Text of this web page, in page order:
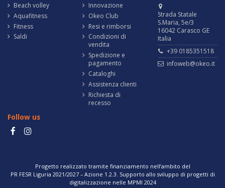
Beach volley
Aquafitness
Fitness
Saldi
Innovazione
Okeo Club
Resi e rimborsi
Condizioni di
vendita
Spedizione e
pagamento
Cataloghi
Assistenza clienti
Richiesta di
recesso
Strada Statale
S.Maria, 5e/3
16042 Carasco GE
Italia
+39 0185351518
infoweb@okeo.it
Follow us
Progetto realizzato tramite finanziamento nell’ambito del
PR FESR Liguria 2021/2027 – Azione 1.2.3. Supporto allo sviluppo di progetti di
digitalizzazione nelle MPMI 2024